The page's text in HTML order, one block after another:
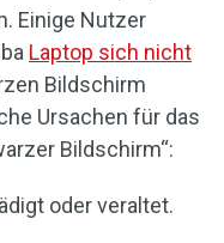
Einige Nutzer
Laptop sich nicht
Bildschirm
Ursachen für das
Bildschirm“:
oder veraltet.